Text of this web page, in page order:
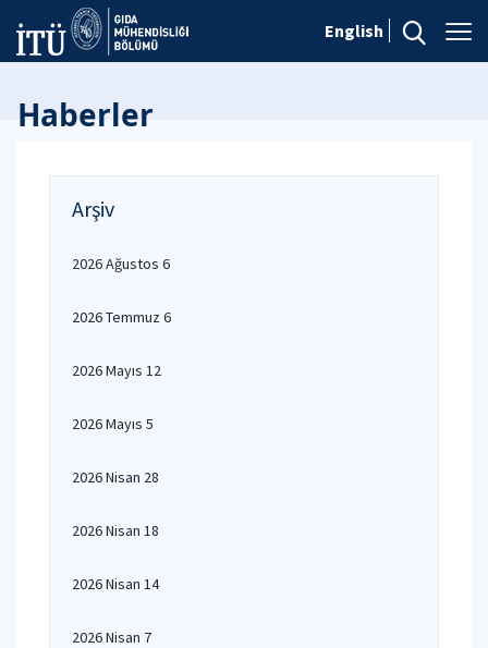
English
Haberler
Arşiv
2026 Ağustos 6
2026 Temmuz 6
2026 Mayıs 12
2026 Mayıs 5
2026 Nisan 28
2026 Nisan 18
2026 Nisan 14
2026 Nisan 7